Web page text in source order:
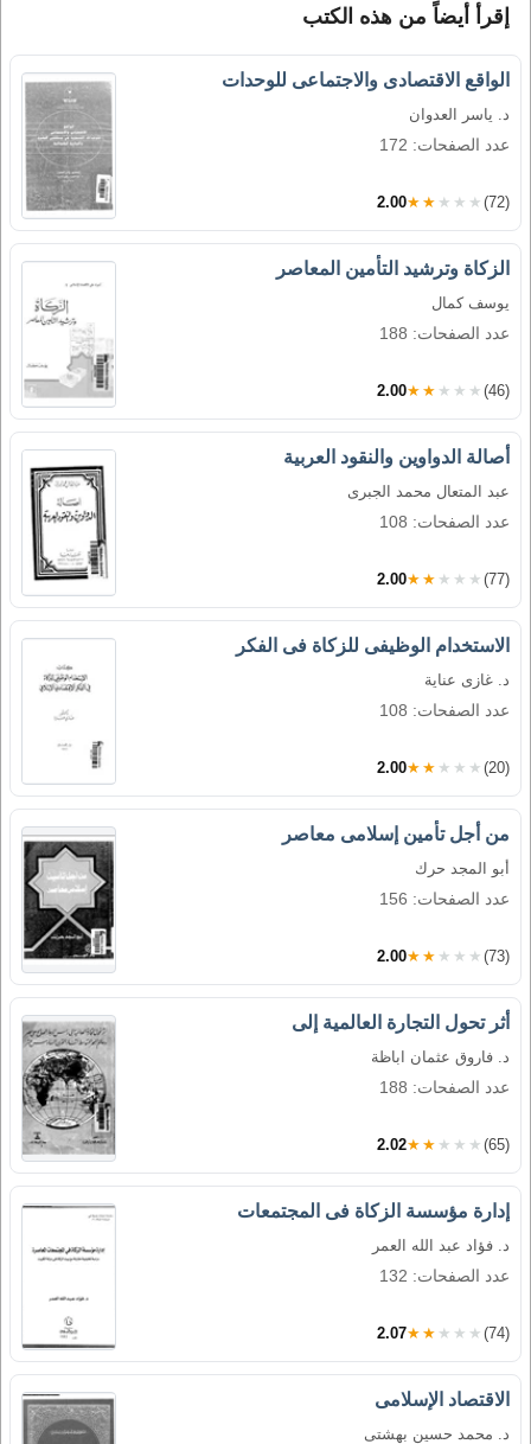
إقرأ أيضاً من هذه الكتب
الواقع الاقتصادى والاجتماعى للوحدات
د. ياسر العدوان
عدد الصفحات: 172
2.00★★★★★ (72)
الزكاة وترشيد التأمين المعاصر
يوسف كمال
عدد الصفحات: 188
2.00★★★★★ (46)
أصالة الدواوين والنقود العربية
عبد المتعال محمد الجبرى
عدد الصفحات: 108
2.00★★★★★ (77)
الاستخدام الوظيفى للزكاة فى الفكر
د. غازى عناية
عدد الصفحات: 108
2.00★★★★★ (20)
من أجل تأمين إسلامى معاصر
أبو المجد حرك
عدد الصفحات: 156
2.00★★★★★ (73)
أثر تحول التجارة العالمية إلى
د. فاروق عثمان اباظة
عدد الصفحات: 188
2.02★★★★★ (65)
إدارة مؤسسة الزكاة فى المجتمعات
د. فؤاد عبد الله العمر
عدد الصفحات: 132
2.07★★★★★ (74)
الاقتصاد الإسلامى
د. محمد حسين بهشتى